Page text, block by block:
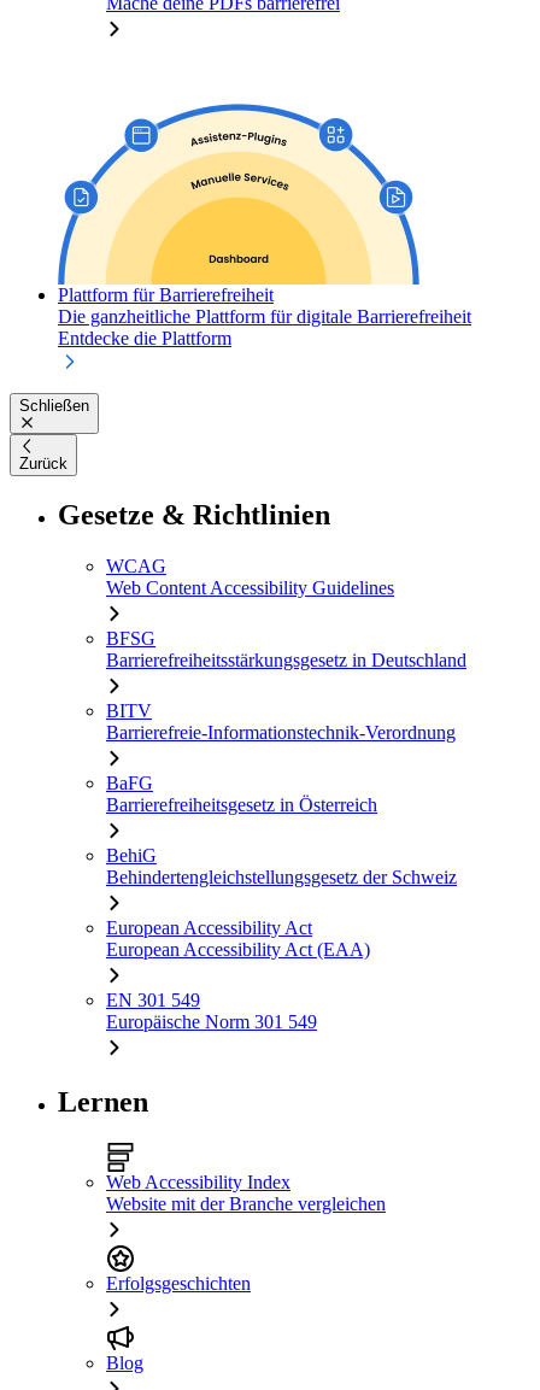
Plattform für Barrierefreiheit
Die ganzheitliche Plattform für digitale Barrierefreiheit
Entdecke die Plattform
Schließen
Zurück
Gesetze & Richtlinien
WCAG
Web Content Accessibility Guidelines
BFSG
Barrierefreiheitsstärkungsgesetz in Deutschland
BITV
Barrierefreie-Informationstechnik-Verordnung
BaFG
Barrierefreiheitsgesetz in Österreich
BehiG
Behindertengleichstellungsgesetz der Schweiz
European Accessibility Act
European Accessibility Act (EAA)
EN 301 549
Europäische Norm 301 549
Lernen
Web Accessibility Index
Website mit der Branche vergleichen
Erfolgsgeschichten
Blog